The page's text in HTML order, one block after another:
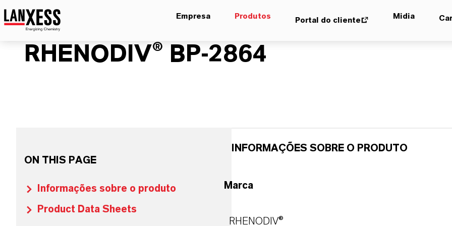
Empresa Produtos Portal do cliente Midia
RHENODIV® BP-2864
ON THIS PAGE
Informações sobre o produto
Product Data Sheets
INFORMAÇÕES SOBRE O PRODUTO
Marca
RHENODIV®